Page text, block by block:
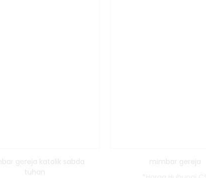
gereja katolik sabda
tuhan
mimbar gereja